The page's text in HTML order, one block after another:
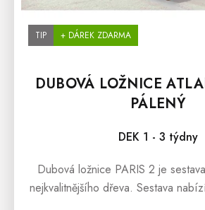
TIP + DÁREK ZDARMA
DUBOVÁ LOŽNICE
PÁLENÝ
DEK 1 - 3 týdny
Dubová ložnice PARIS 2 je
nejkvalitnějšího dřeva. Sestava